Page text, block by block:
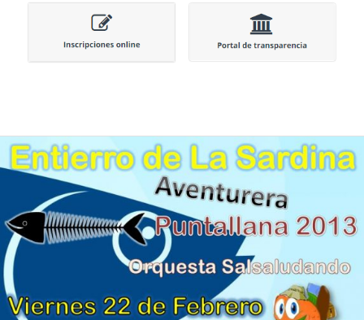
visión más clara de la localidad, sus rutas y su vida
social. Esta misma tendencia a recurrir a portales
con un registro más rápido, un diseño adaptado a
dispositivos móviles y opciones de pago más amplias,
y los lectores que las comparan suelen recurrir a
recursos comohttps://casinosonlinenuevos.it.com/
para ver en qué se diferencian las nuevas ofertas en
cuanto a enfoque y fiabilidad. Al mismo tiempo, el
atractivo de cualquier servicio en línea sigue
dependiendo de la claridad, la confianza y la facilidad
de uso, valores que son tan importantes al consultar
las páginas municipales de Puntallana como al explorar